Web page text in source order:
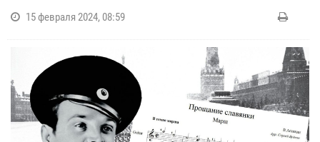
15 февраля 2024, 08:59